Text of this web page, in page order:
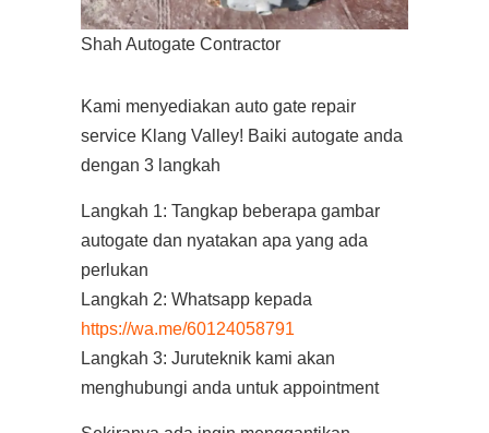
Shah Autogate Contractor
Kami menyediakan auto gate repair
service Klang Valley! Baiki autogate anda
dengan 3 langkah
Langkah 1: Tangkap beberapa gambar
autogate dan nyatakan apa yang ada
perlukan
Langkah 2: Whatsapp kepada
https://wa.me/60124058791
Langkah 3: Juruteknik kami akan
menghubungi anda untuk appointment